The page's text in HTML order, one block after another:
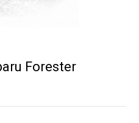
Forester